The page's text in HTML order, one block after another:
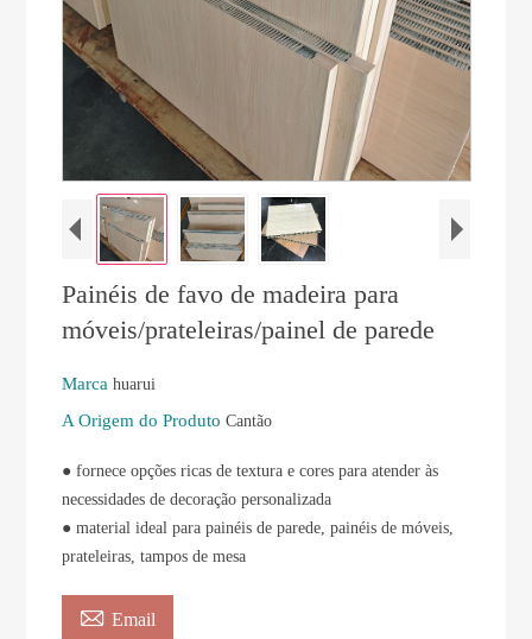
Painéis de favo de madeira para
móveis/prateleiras/painel de parede
Marcahuarui
A Origem do ProdutoCantão
● fornece opções ricas de textura e cores para atender às
necessidades de decoração personalizada
● material ideal para painéis de parede, painéis de móveis,
prateleiras, tampos de mesa
 Email